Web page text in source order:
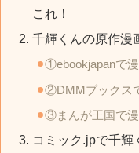
これ！
千輝くんの原作漫
①ebookjapanで
②DMMブックス
③まんが王国で
コミック.jpで千